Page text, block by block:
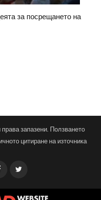
за посрещането на
запазени. Ползването
цитиране на източника
Facebook